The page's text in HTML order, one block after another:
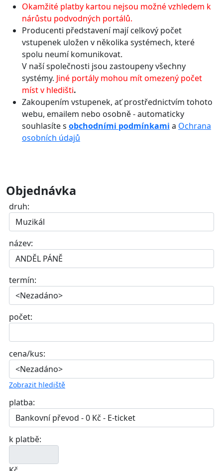
Okamžité platby kartou nejsou možné vzhledem k
nárůstu podvodných portálů.
Producenti představení mají celkový počet
vstupenek uložen v několika systémech, které
spolu neumí komunikovat.
V naší společnosti jsou zastoupeny všechny
systémy. Jiné portály mohou mít omezený počet
míst v hledišti.
Zakoupením vstupenek, ať prostřednictvím tohoto
webu, emailem nebo osobně - automaticky
souhlasíte s obchodními podmínkami a Ochrana
osobních údajů
Objednávka
druh:
název:
termín:
počet:
cena/kus:
Zobrazit hlediště
platba:
k platbě: